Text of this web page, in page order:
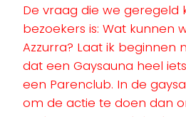
De vraag die we geregeld
bezoekers is: Wat kunnen
Azzurra? Laat ik beginnen
dat een Gaysauna heel
een Parenclub. In de
om de actie te doen dan